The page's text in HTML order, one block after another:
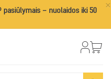
×
pasiūlymais – nuolaidos iki 50